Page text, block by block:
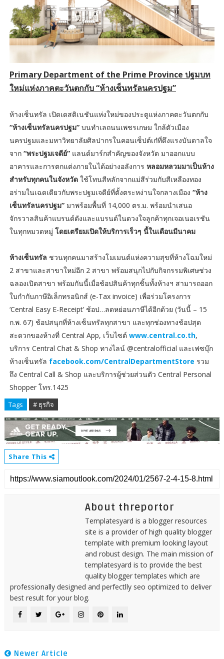
Primary Department of the Prime Province ปฐมบท
ใหม่แห่งภาคตะวันตกกับ “ห้างเซ็นทรัลนครปฐม”
ห้างเซ็นทรัล เปิดเดสติเนชันแห่งใหม่ของประตูแห่งภาคตะวันตกกับ
“ห้างเซ็นทรัลนครปฐม” บนทำเลถนนเพชรเกษม ใกล้ตัวเมือง
นครปฐมและมหาวิทยาลัยศิลปากรในคอนเซ็ปต์เก๋ที่ดึงแรงบันดาลใจ
จาก“พระปฐมเจดีย์” แลนด์มาร์กสำคัญของจังหวัด มาออกแบบ
อาคารและการตกแต่งภายในได้อย่างอลังการ หลอมหลวมมาเป็นห้าง
สำหรับทุกคนในจังหวัดใช้โทนสีหลักจากแม่สีร่วมกับสีเหลืองทอง
อร่ามในเฉดเดียวกับพระปฐมเจดีย์ที่ตั้งตระหง่านใจกลางเมือง “ห้าง
เซ็นทรัลนครปฐม”มาพร้อมพื้นที่ 14,000 ตร.ม. พร้อมนำเสนอ
จักรวาลสินค้าแบรนด์ดังและแบรนด์ในดวงใจลูกค้าทุกเจอเนอเรชัน
ในทุกหมวดหมู่ โดยเตรียมเปิดให้บริการเร็วๆ นี้ในเดือนมีนาคม
ห้างเซ็นทรัล ชวนทุกคนมาสร้างโมเมนต์แห่งความสุขที่ห้างโฉมใหม่
2 สาขาและสาขาใหม่อีก 2 สาขา พร้อมสนุกไปกับกิจกรรมพิเศษช่วง
ฉลองเปิดสาขา พร้อมกันนี้เมื่อช้อปสินค้าทุกชิ้นทั้งห้างฯ สามารถออก
ใบกำกับภาษีอิเล็กทรอนิกส์ (e-Tax invoice) เพื่อร่วมโครงการ
‘Central Easy E-Receipt’ ช้อป…ลดหย่อนภาษีได้อีกด้วย (วันนี้ – 15
ก.พ. 67) ช้อปสนุกที่ห้างเซ็นทรัลทุกสาขา และทุกช่องทางช้อปสุด
สะดวกของห้างที่ Central App, เว็บไซต์ www.central.co.th,
บริการ Central Chat & Shop ทางไลน์ @centralofficial และเฟซบุ๊ก
ห้างเซ็นทรัล facebook.com/CentralDepartmentStore รวม
ถึง Central Call & Shop และบริการผู้ช่วยส่วนตัว Central Personal
Shopper โทร.1425
Tags # ธุรกิจ
Share This
About threportor
Templatesyard is a blogger resources
site is a provider of high quality blogger
template with premium looking layout
and robust design. The main mission of
templatesyard is to provide the best
quality blogger templates which are
professionally designed and perfectlly seo optimized to deliver
best result for your blog.
Newer Article